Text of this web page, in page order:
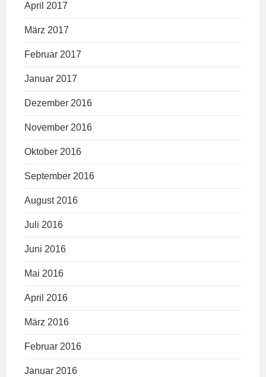
April 2017
März 2017
Februar 2017
Januar 2017
Dezember 2016
November 2016
Oktober 2016
September 2016
August 2016
Juli 2016
Juni 2016
Mai 2016
April 2016
März 2016
Februar 2016
Januar 2016